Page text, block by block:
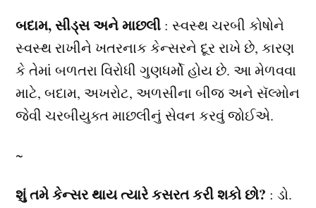
બદામ, સીડ્સ અને માછલી : સ્વસ્થ ચરબી કોષોને
સ્વસ્થ રાખીને ખતરનાક કેન્સરને દૂર રાખે છે, કારણ
કે તેમાં બળતરા વિરોધી ગુણધર્મો હોય છે. આ મેળવવા
માટે, બદામ, અખરોટ, અળસીના બીજ અને સૅલ્મોન
જેવી ચરબીયુક્ત માછલીનું સેવન કરવું જોઈએ.
~
શું તમે કેન્સર થાય ત્યારે કસરત કરી શકો છો? : ડો.